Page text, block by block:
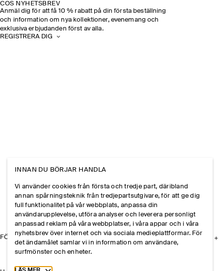
COS NYHETSBREV
Anmäl dig för att få 10 % rabatt på din första beställning
och information om nya kollektioner, evenemang och
exklusiva erbjudanden först av alla.
REGISTRERA DIG
FÖRETAGET
INNAN DU BÖRJAR HANDLA
Vi använder cookies från första och tredje part, däribland
annan spårningsteknik från tredjepartsutgivare, för att ge dig
full funktionalitet på vår webbplats, anpassa din
användarupplevelse, utföra analyser och leverera personligt
anpassad reklam på våra webbplatser, i våra appar och i våra
nyhetsbrev över internet och via sociala medieplattformar. För
det ändamålet samlar vi in information om användare,
surfmönster och enheter.